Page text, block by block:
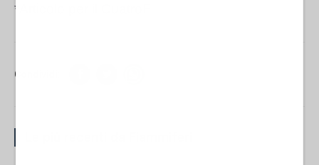
*Articolo per il CuatroF
Condividi: